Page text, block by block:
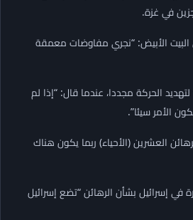
في غزة.
الأبيض: “نجري مفاوضات معمقة
الحركة مجددا، عندما قال: “إذا لم
الأمر سيئا”.
العشرين (الأحياء) ربما يكون هناك
في إسرائيل بشأن الرهائن “تضع إسرائيل